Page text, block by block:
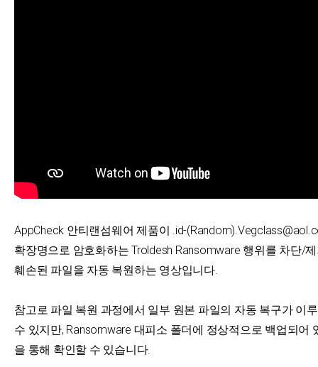
AppCheck 안티랜섬웨어 제품이 .id-
확장명으로 암호화하는 Troldesh Ransomware 행위를 차단/
훼손된 파일을 자동 복원하는 영상입니다.
참고로 파일 복원 과정에서 일부 원본 파일의 자동 복구가 이
수 있지만, Ransomware 대피소 폴더에 정상적으로 백업되어
을 통해 확인할 수 있습니다.